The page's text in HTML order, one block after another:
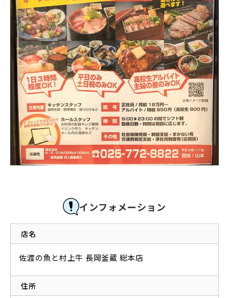
インフォメーション
店名
佐渡の魚と村上牛 長岡釜蔵 総本店
住所